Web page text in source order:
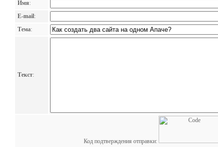
Имя:
E-mail:
Тема:
Текст:
Код подтверждения отправки: